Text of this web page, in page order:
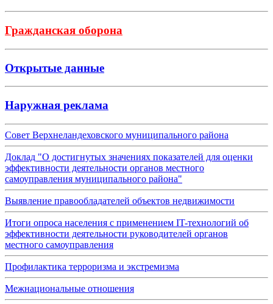
Гражданская оборона
Открытые данные
Наружная реклама
Совет Верхнеландеховского муниципального района
Доклад "О достигнутых значениях показателей для оценки
эффективности деятельности органов местного
самоуправления муниципального района"
Выявление правообладателей объектов недвижимости
Итоги опроса населения с применением IT-технологий об
эффективности деятельности руководителей органов
местного самоуправления
Профилактика терроризма и экстремизма
Межнациональные отношения